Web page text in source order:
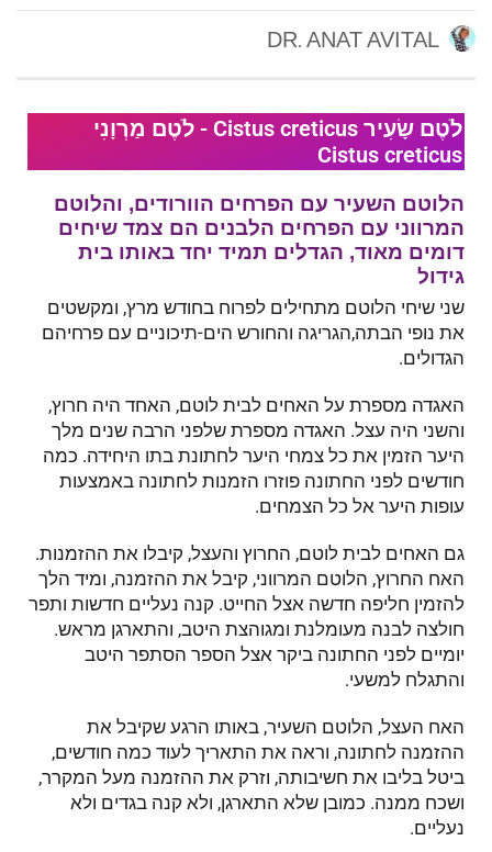
לֹטֶם שָׂעִיר Cistus creticus - לֹטֶם מַרְוָנִי
Cistus creticus
הלוטם השעיר עם הפרחים הוורודים, והלוטם
המרווני עם הפרחים הלבנים הם צמד שיחים
דומים מאוד, הגדלים תמיד יחד באותו בית
גידול
שני שיחי הלוטם מתחילים לפרוח בחודש מרץ, ומקשטים
את נופי הבתה,הגריגה והחורש הים-תיכוניים עם פרחיהם
הגדולים.
האגדה מספרת על האחים לבית לוטם, האחד היה חרוץ,
והשני היה עצל. האגדה מספרת שלפני הרבה שנים מלך
היער הזמין את כל צמחי היער לחתונת בתו היחידה. כמה
חודשים לפני החתונה פוזרו הזמנות לחתונה באמצעות
עופות היער אל כל הצמחים.
גם האחים לבית לוטם, החרוץ והעצל, קיבלו את ההזמנות.
האח החרוץ, הלוטם המרווני, קיבל את ההזמנה, ומיד הלך
להזמין חליפה חדשה אצל החייט. קנה נעליים חדשות ותפר
חולצה לבנה מעומלנת ומגוהצת היטב, והתארגן מראש.
יומיים לפני החתונה ביקר אצל הספר הסתפר היטב
והתגלח למשעי.
האח העצל, הלוטם השעיר, באותו הרגע שקיבל את
ההזמנה לחתונה, וראה את התאריך לעוד כמה חודשים,
ביטל בליבו את חשיבותה, וזרק את ההזמנה מעל המקרר,
ושכח ממנה. כמובן שלא התארגן, ולא קנה בגדים ולא
נעליים.